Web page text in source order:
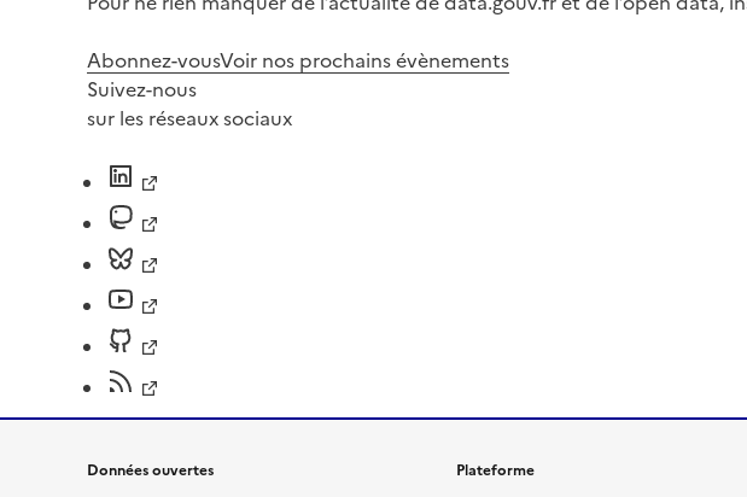
Abonnez-vousVoir nos prochains évènements
Suivez-nous
sur les réseaux sociaux
Données ouvertes
Plateforme